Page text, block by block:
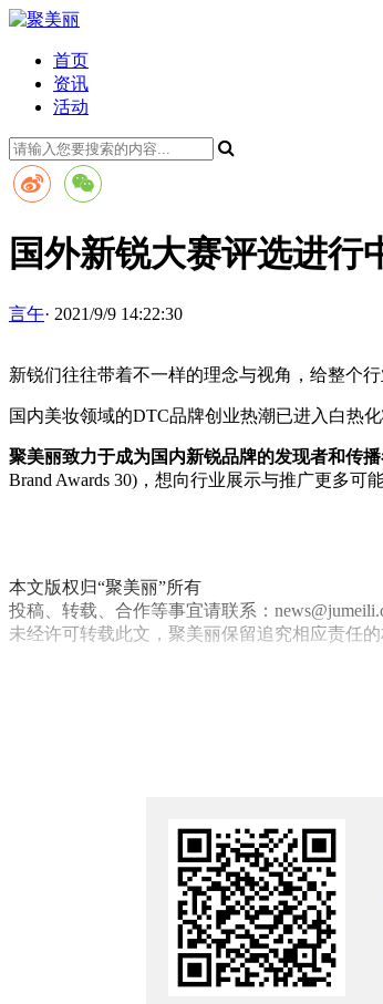
首页
资讯
活动
国外新锐大赛评选进行
言午· 2021/9/9 14:22:30
新锐们往往带着不一样的理念与视角，给整个行
国内美妆领域的DTC品牌创业热潮已进入白热
聚美丽致力于成为国内新锐品牌的发现者和传
Brand Awards 30)，想向行业展示与推广更多可
本文版权归“聚美丽”所有
投稿、转载、合作等事宜请联系：
未经许可转载此文，聚美丽保留追究相应责任
打开微信扫码登录
抖音爆款TOP1再度易主！